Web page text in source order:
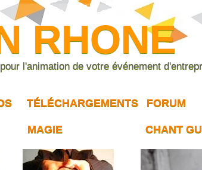
RHONE
l'animation de votre événement
TÉLÉCHARGEMENTS FORUM
MAGIE CHANT